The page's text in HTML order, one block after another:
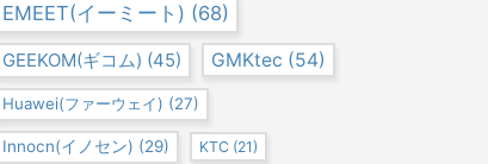
EMEET(イーミート) (68)
GEEKOM(ギコム) (45) GMKtec (54)
Huawei(ファーウェイ) (27)
Innocn(イノセン) (29) KTC (21)